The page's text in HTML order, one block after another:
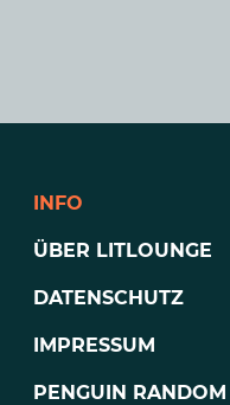
INFO
ÜBER LITLOUNGE
DATENSCHUTZ
IMPRESSUM
PENGUIN